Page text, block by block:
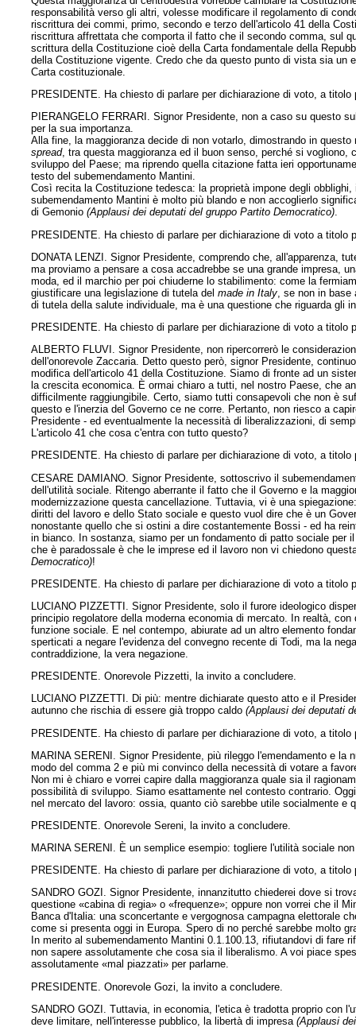
responsabilità verso gli altri, volesse modificare il regolamento di
riscrittura dei commi, primo, secondo e terzo dell'articolo 41 della
riscrittura affrettata che comporta il fatto che il secondo comma, sul
scrittura della Costituzione cioè della Carta fondamentale della
della Costituzione vigente. Credo che da questo punto di vista sia un
Carta costituzionale.
PRESIDENTE. Ha chiesto di parlare per dichiarazione di voto, a
PIERANGELO FERRARI. Signor Presidente, non a caso su questo
per la sua importanza.
Alla fine, la maggioranza decide di non votarlo, dimostrando in
spread, tra questa maggioranza ed il buon senso, perché si
sviluppo del Paese; ma riprendo quella citazione fatta ieri
testo del subemendamento Mantini.
Così recita la Costituzione tedesca: la proprietà impone degli
subemendamento Mantini è molto più blando e non accoglierlo
di Gemonio(Applausi dei deputati del gruppo Partito Democratico).
PRESIDENTE. Ha chiesto di parlare per dichiarazione di voto a titolo
DONATA LENZI. Signor Presidente, comprendo che, all'apparenza,
ma proviamo a pensare a cosa accadrebbe se una grande impresa,
moda, ed il marchio per poi chiuderne lo stabilimento: come la
giustificare una legislazione di tutela delmade in Italy , se non in
di tutela della salute individuale, ma è una questione che riguarda gli
PRESIDENTE. Ha chiesto di parlare per dichiarazione di voto a titolo
ALBERTO FLUVI. Signor Presidente, non ripercorrerò le
dell'onorevole Zaccaria. Detto questo però, signor Presidente,
modifica dell'articolo 41 della Costituzione. Siamo di fronte ad un
la crescita economica. È ormai chiaro a tutti, nel nostro Paese, che
difficilmente raggiungibile. Certo, siamo tutti consapevoli che non è
questo e l'inerzia del Governo ce ne corre. Pertanto, non riesco a
Presidente - ed eventualmente la necessità di liberalizzazioni, di
L'articolo 41 che cosa c'entra con tutto questo?
PRESIDENTE. Ha chiesto di parlare per dichiarazione di voto, a
CESARE DAMIANO. Signor Presidente, sottoscrivo il
dell'utilità sociale. Ritengo aberrante il fatto che il Governo e la
modernizzazione questa cancellazione. Tuttavia, vi è una
diritti del lavoro e dello Stato sociale e questo vuol dire che è un
nonostante quello che si ostini a dire costantemente Bossi - ed ha
in bianco. In sostanza, siamo per un fondamento di patto sociale
che è paradossaleè che le imprese ed il lavoro non vi chiedono
Democratico)!
PRESIDENTE. Ha chiesto di parlare per dichiarazione di voto a titolo
LUCIANO PIZZETTI. Signor Presidente, solo il furore ideologico
principio regolatore della moderna economia di mercato. In realtà,
funzione sociale. E nel contempo, abiurate ad un altro elemento
sperticati a negare l'evidenza del convegno recente di Todi, ma la
contraddizione, la vera negazione.
PRESIDENTE. Onorevole Pizzetti, la invito a concludere.
LUCIANO PIZZETTI. Di più: mentre dichiarate questo atto e il
autunno che rischia di essere già troppo caldo(Applausi dei deputati
PRESIDENTE. Ha chiesto di parlare per dichiarazione di voto, a
MARINA SERENI. Signor Presidente, più rileggo l'emendamento e
modo del comma 2 e più mi convinco della necessità di votare a
Non mi è chiaro e vorrei capire dalla maggioranza quale sia il
possibilità di sviluppo. Siamo esattamente nel contesto contrario.
nel mercato del lavoro: ossia, quanto ciò sarebbe utile socialmente e
PRESIDENTE. Onorevole Sereni, la invito a concludere.
MARINA SERENI. È un semplice esempio: togliere l'utilità sociale
PRESIDENTE. Ha chiesto di parlare per dichiarazione di voto, a
SANDRO GOZI. Signor Presidente, innanzitutto chiederei dove si
questione «cabina di regia» o «frequenze»; oppure non vorrei che il
Banca d'Italia: una sconcertante e vergognosa campagna elettorale
come si presenta oggi in Europa. Spero di no perché sarebbe molto
In merito al subemendamento Mantini 0.1.100.13, rifiutandovi di fare
non sapere assolutamente che cosa sia il liberalismo. A voi piace
assolutamente «mal piazzati» per parlarne.
PRESIDENTE. Onorevole Gozi, la invito a concludere.
SANDRO GOZI. Tuttavia, in economia, l'etica è tradotta proprio con
deve limitare, nell'interesse pubblico, la libertà di impresa(Applausi